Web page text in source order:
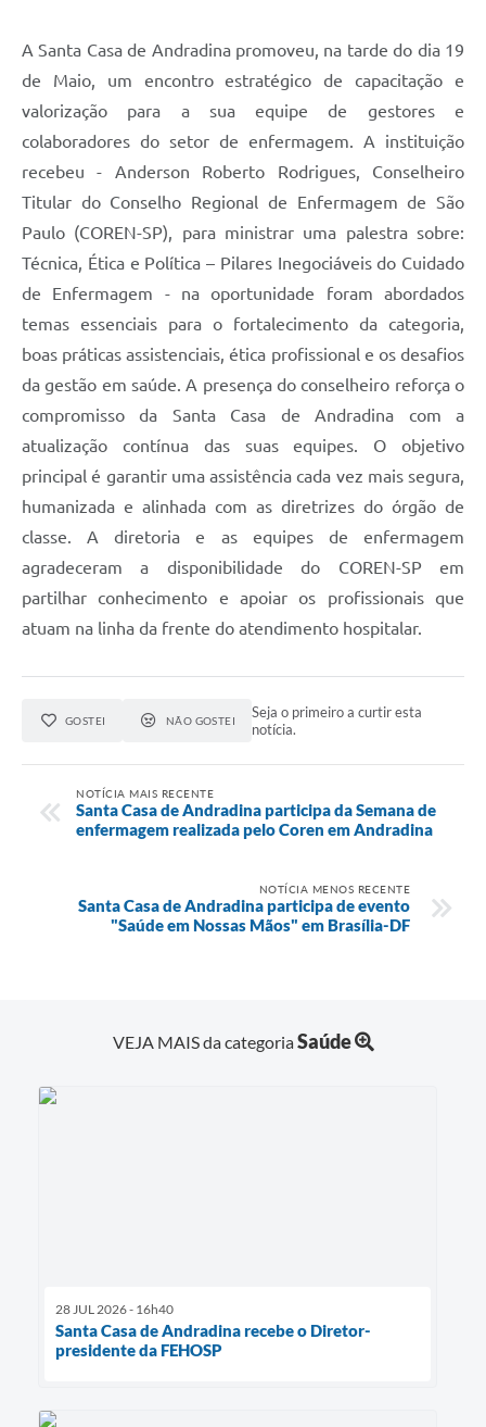
A Santa Casa de Andradina promoveu, na tarde do dia 19
de Maio, um encontro estratégico de capacitação e
valorização para a sua equipe de gestores e
colaboradores do setor de enfermagem. A instituição
recebeu - Anderson Roberto Rodrigues, Conselheiro
Titular do Conselho Regional de Enfermagem de São
Paulo (COREN-SP), para ministrar uma palestra sobre:
Técnica, Ética e Política – Pilares Inegociáveis do Cuidado
de Enfermagem - na oportunidade foram abordados
temas essenciais para o fortalecimento da categoria,
boas práticas assistenciais, ética profissional e os desafios
da gestão em saúde. A presença do conselheiro reforça o
compromisso da Santa Casa de Andradina com a
atualização contínua das suas equipes. O objetivo
principal é garantir uma assistência cada vez mais segura,
humanizada e alinhada com as diretrizes do órgão de
classe. A diretoria e as equipes de enfermagem
agradeceram a disponibilidade do COREN-SP em
partilhar conhecimento e apoiar os profissionais que
atuam na linha da frente do atendimento hospitalar.
GOSTEI NÃO GOSTEI
Seja o primeiro a curtir esta
notícia.
NOTÍCIA MAIS RECENTE
Santa Casa de Andradina participa da Semana de
enfermagem realizada pelo Coren em Andradina
NOTÍCIA MENOS RECENTE
Santa Casa de Andradina participa de evento
"Saúde em Nossas Mãos" em Brasília-DF
VEJA MAIS da categoriaSaúde
28 JUL 2026 - 16h40
Santa Casa de Andradina recebe o Diretor-
presidente da FEHOSP